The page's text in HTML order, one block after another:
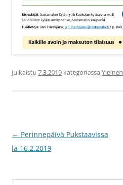
Julkaistu 7.3.2019 kategoriassa Yleinen
Artikkelien
selaus
← Perinnepäivä Pukstaavissa
la 16.2.2019